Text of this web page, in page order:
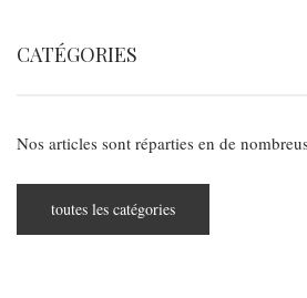
CATÉGORIES
Nos articles sont réparties en de
toutes les catégories